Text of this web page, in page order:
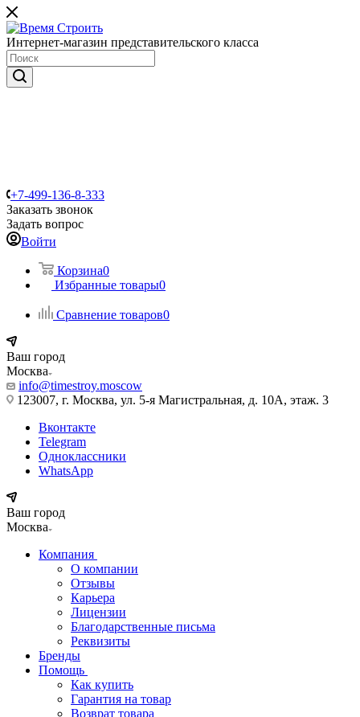
Интернет-магазин представительского класса
+7-499-136-8-333
Заказать звонок
Задать вопрос
Войти
Корзина0
Избранные товары0
Сравнение товаров0
Ваш город
Москва
info@timestroy.moscow
123007, г. Москва, ул. 5-я Магистральная, д. 10А, этаж. 3
Вконтакте
Telegram
Одноклассники
WhatsApp
Ваш город
Москва
Компания
О компании
Отзывы
Карьера
Лицензии
Благодарственные письма
Реквизиты
Бренды
Помощь
Как купить
Гарантия на товар
Возврат товара